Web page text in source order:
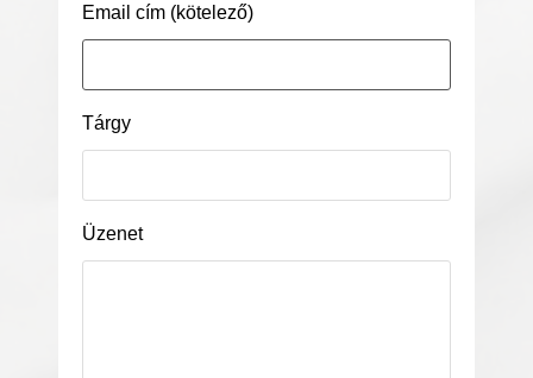
Email cím (kötelező)
Tárgy
Üzenet